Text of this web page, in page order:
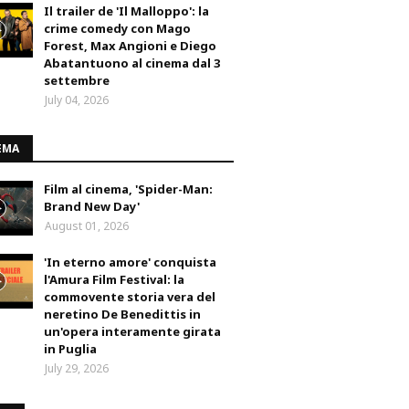
Il trailer de 'Il Malloppo': la
crime comedy con Mago
Forest, Max Angioni e Diego
Abatantuono al cinema dal 3
settembre
July 04, 2026
Film al cinema, 'Spider-Man:
Brand New Day'
August 01, 2026
'In eterno amore' conquista
l'Amura Film Festival: la
commovente storia vera del
neretino De Benedittis in
un'opera interamente girata
in Puglia
July 29, 2026